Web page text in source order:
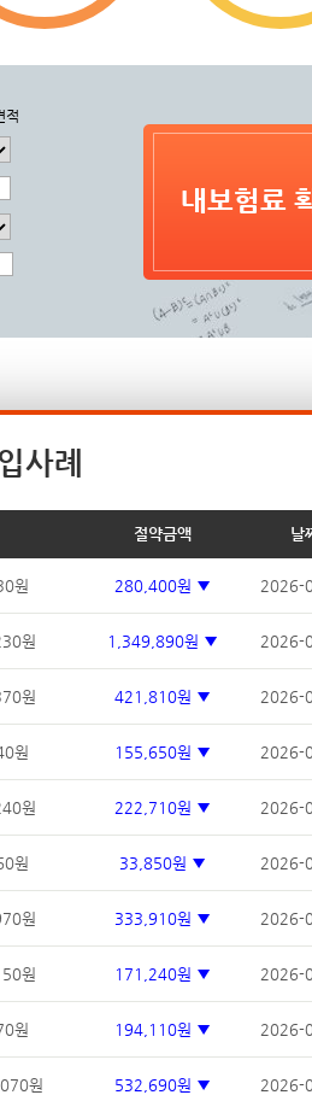
적
내보험료
사례
절약금액 날
원 280,400원 ▼ 2026-
원 1,349,890원 ▼ 2026-
원 421,810원 ▼ 2026-
원 155,650원 ▼ 2026-
원 222,710원 ▼ 2026-
원 33,850원 ▼ 2026-
원 333,910원 ▼ 2026-
원 171,240원 ▼ 2026-
원 194,110원 ▼ 2026-
원 532,690원 ▼ 2026-